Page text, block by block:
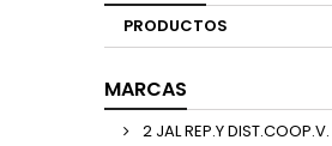
PRODUCTOS
MARCAS
2 JAL REP.Y DIST.COOP.V.